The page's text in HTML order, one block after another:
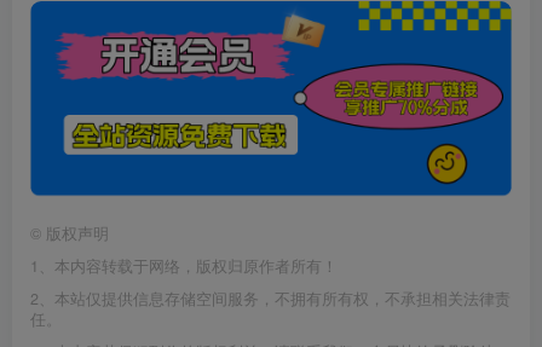
© 版权声明
1、本内容转载于网络，版权归原作者所有！
2、本站仅提供信息存储空间服务，不拥有所有权，不承担相关法律责
任。